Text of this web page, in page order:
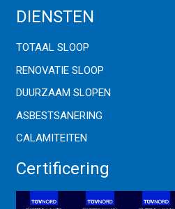
DIENSTEN
TOTAAL SLOOP
RENOVATIE SLOOP
DUURZAAM SLOPEN
ASBESTSANERING
CALAMITEITEN
Certificering